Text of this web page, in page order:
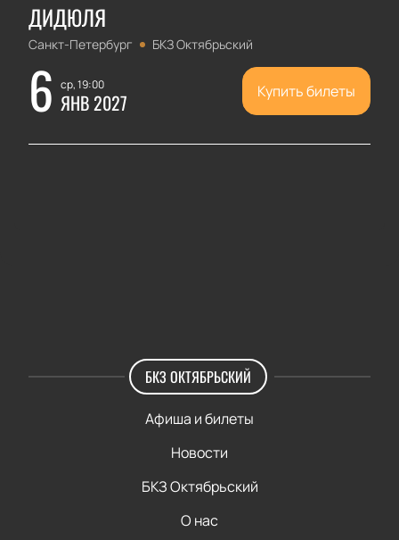
ДИДЮЛЯ
Санкт-Петербург БКЗ Октябрьский
6 ср, 19:00
ЯНВ 2027 Купить билеты
БКЗ ОКТЯБРЬСКИЙ
Афиша и билеты
Новости
БКЗ Октябрьский
О нас